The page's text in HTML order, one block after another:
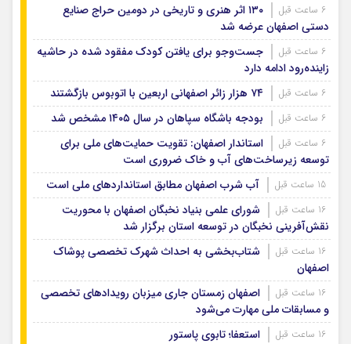
۱۳۰ اثر هنری و تاریخی در دومین حراج صنایع
دستی اصفهان عرضه شد
جست‌وجو برای یافتن کودک مفقود شده در حاشیه
زاینده‌رود ادامه دارد
۷۴ هزار زائر اصفهانی اربعین با اتوبوس بازگشتند
بودجه باشگاه سپاهان در سال ۱۴۰۵ مشخص شد
استاندار اصفهان: تقویت حمایت‌های ملی برای
توسعه زیرساخت‌های آب و خاک ضروری است
آب شرب اصفهان مطابق استانداردهای ملی است
شورای علمی بنیاد نخبگان اصفهان با محوریت
نقش‌آفرینی نخبگان در توسعه استان برگزار شد
شتاب‌بخشی به احداث شهرک تخصصی پوشاک
اصفهان
اصفهان زمستان جاری میزبان رویدادهای تخصصی
و مسابقات ملی مهارت می‌شود
استعفا؛ تابوی پاستور